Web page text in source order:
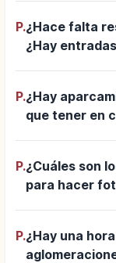
P.¿Hace falta
¿Hay
P.¿Hay
que tener en
P.¿Cuáles son
para hacer
P.¿Hay una